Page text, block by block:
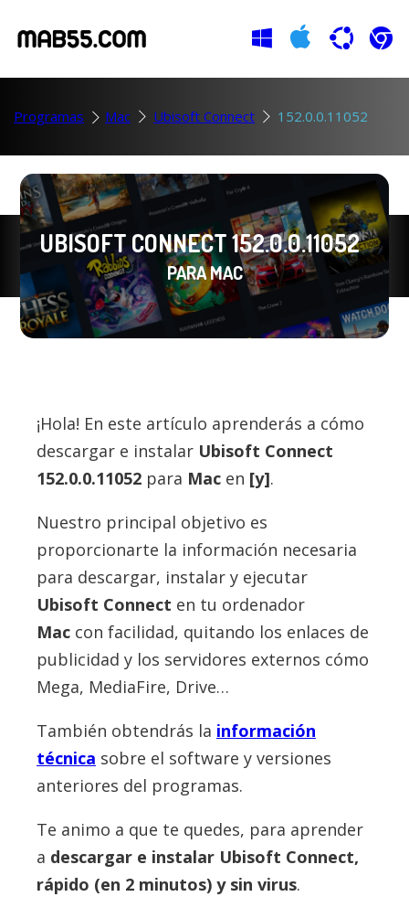
Programas Mac Ubisoft Connect 152.0.0.11052
UBISOFT CONNECT 152.0.0.11052
PARA MAC
¡Hola! En este artículo aprenderás a cómo
descargar e instalar Ubisoft Connect
152.0.0.11052 para Mac en [y].
Nuestro principal objetivo es
proporcionarte la información necesaria
para descargar, instalar y ejecutar
Ubisoft Connect en tu ordenador
Mac con facilidad, quitando los enlaces de
publicidad y los servidores externos cómo
Mega, MediaFire, Drive…
También obtendrás la información
técnica sobre el software y versiones
anteriores del programas.
Te animo a que te quedes, para aprender
a descargar e instalar Ubisoft Connect,
rápido (en 2 minutos) y sin virus.